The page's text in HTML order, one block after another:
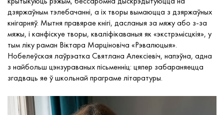
дзяржаўным тэлебачанні, а іх творы вымаюцца з дзяржаўных
кнігарняў. Мытня правярае кнігі, дасланыя за мяжу або з-за
мяжы, і канфіскуе творы, кваліфікаваныя як «экстрэмісцкія», у
тым ліку раман Віктара Марціновіча «Рэвалюцыя».
Нобелеўская лаўрэатка Святлана Алексіевіч, напэўна, адна
з найбольш цэнзураваных пісьменніц: цяпер забараняецца
згадваць яе ў школьнай праграме літаратуры.